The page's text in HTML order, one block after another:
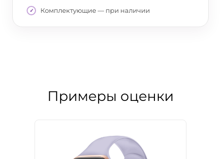
Комплектующие — при наличии
Примеры оценки